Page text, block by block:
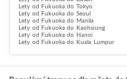
Lety od Fukuoka do Tokyo
Lety od Fukuoka do Seoul
Lety od Fukuoka do Manila
Lety od Fukuoka do Kaohsiung
Lety od Fukuoka do Hanoi
Lety od Fukuoka do Kuala Lumpur